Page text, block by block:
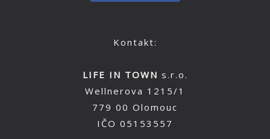
Kontakt:
LIFE IN TOWN s.r.o.
Wellnerova 1215/1
779 00 Olomouc
IČO 05153557